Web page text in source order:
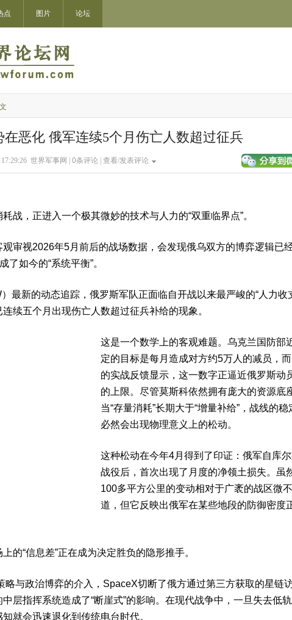
点 图片 论坛
在恶化 俄军连续5个月伤亡人数超过征兵
17:29:26 世界军事网 | 0条评论 | 查看/发表评论
战，正进入一个极其微妙的技术与人力的“双重临界点”。
审视2026年5月前后的战场数据，会发现俄乌双方的博弈逻辑已
了如今的“系统平衡”。
最新的动态追踪，俄罗斯军队正面临自开战以来最严峻的“人力收
续五个月出现伤亡人数超过征兵补给的现象。
这是一个数学上的客观难题。乌克兰国防部
定的目标是每月造成对方约5万人的减员，
的实战反馈显示，这一数字正逼近俄罗斯动
的上限。尽管莫斯科依然拥有庞大的资源底
当“存量消耗”长期大于“增量补给”，战线的稳
必然会出现物理意义上的松动。
这种松动在今年4月得到了印证：俄军自库
战役后，首次出现了月度的净领土损失。虽
100多平方公里的变动相对于广袤的战区微
道，但它反映出俄军在某些地段的防御密度
的“信息差”正在成为决定胜负的隐形推手。
略与政治博弈的介入，SpaceX切断了俄方通过第三方获取的星链
层指挥系统造成了“断崖式”的影响。在现代战争中，一旦失去低
就会迅速退化到传统电台时代。